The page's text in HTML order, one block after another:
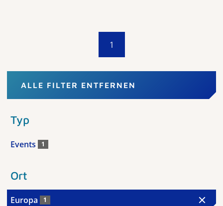
1
ALLE FILTER ENTFERNEN
Typ
Events 1
Ort
Europa 1